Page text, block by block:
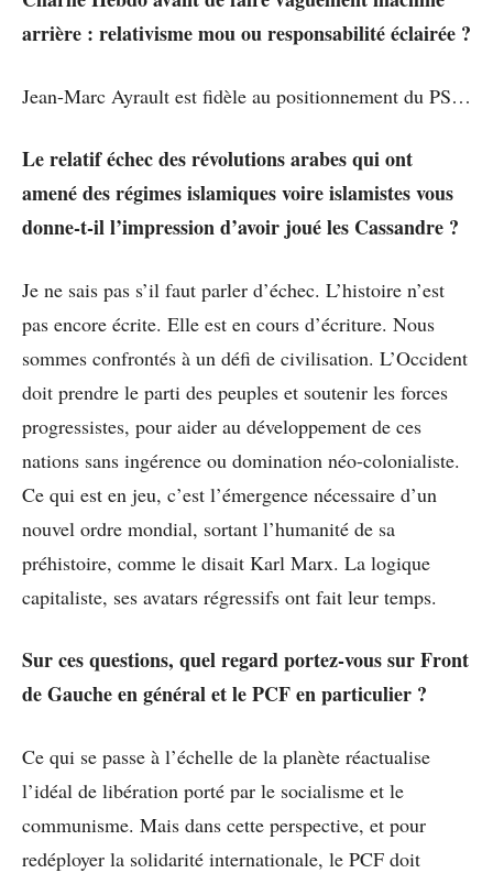
arrière : relativisme mou ou responsabilité éclairée ?
Jean-Marc Ayrault est fidèle au positionnement du PS…
Le relatif échec des révolutions arabes qui ont
amené des régimes islamiques voire islamistes vous
donne-t-il l’impression d’avoir joué les Cassandre ?
Je ne sais pas s’il faut parler d’échec. L’histoire n’est
pas encore écrite. Elle est en cours d’écriture. Nous
sommes confrontés à un défi de civilisation. L’Occident
doit prendre le parti des peuples et soutenir les forces
progressistes, pour aider au développement de ces
nations sans ingérence ou domination néo-colonialiste.
Ce qui est en jeu, c’est l’émergence nécessaire d’un
nouvel ordre mondial, sortant l’humanité de sa
préhistoire, comme le disait Karl Marx. La logique
capitaliste, ses avatars régressifs ont fait leur temps.
Sur ces questions, quel regard portez-vous sur Front
de Gauche en général et le PCF en particulier ?
Ce qui se passe à l’échelle de la planète réactualise
l’idéal de libération porté par le socialisme et le
communisme. Mais dans cette perspective, et pour
redéployer la solidarité internationale, le PCF doit